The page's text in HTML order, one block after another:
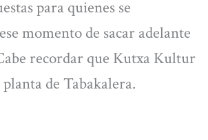
para quienes se
momento de sacar adelante
recordar que Kutxa Kultur
de Tabakalera.